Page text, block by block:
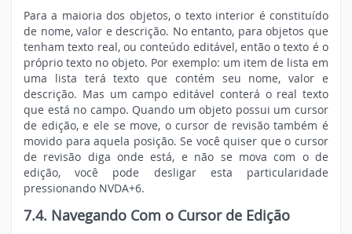
Para a maioria dos objetos, o texto interior é constituído
de nome, valor e descrição. No entanto, para objetos que
tenham texto real, ou conteúdo editável, então o texto é o
próprio texto no objeto. Por exemplo: um item de lista em
uma lista terá texto que contém seu nome, valor e
descrição. Mas um campo editável conterá o real texto
que está no campo. Quando um objeto possui um cursor
de edição, e ele se move, o cursor de revisão também é
movido para aquela posição. Se você quiser que o cursor
de revisão diga onde está, e não se mova com o de
edição, você pode desligar esta particularidade
pressionando NVDA+6.
7.4. Navegando Com o Cursor de Edição